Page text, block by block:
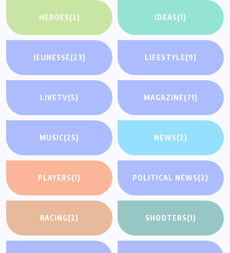
HEROES(2) IDEAS(1)
JEUNESSE(23) LIFESTYLE(9)
LIVETV(5) MAGAZINE(71)
MUSIC(25) NEWS(2)
PLAYERS(1) POLITICAL NEWS(2)
RACING(2) SHOOTERS(1)